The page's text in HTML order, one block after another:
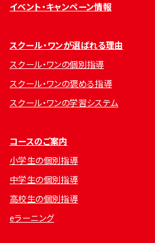
イベント・キャンペーン情報
スクール・ワンが選ばれる理由
スクール・ワンの個別指導
スクール・ワンの褒める指導
スクール・ワンの学習システム
コースのご案内
小学生の個別指導
中学生の個別指導
高校生の個別指導
eラーニング